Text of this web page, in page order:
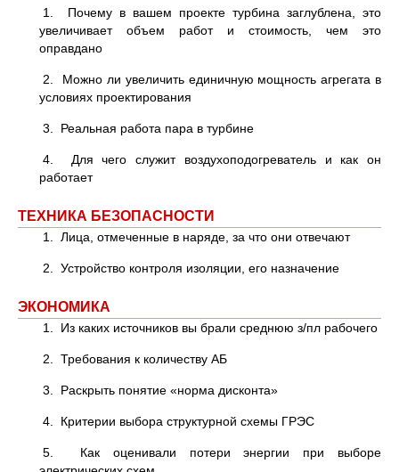
1. Почему в вашем проекте турбина заглублена, это
увеличивает объем работ и стоимость, чем это
оправдано
2. Можно ли увеличить единичную мощность агрегата в
условиях проектирования
3. Реальная работа пара в турбине
4. Для чего служит воздухоподогреватель и как он
работает
ТЕХНИКА БЕЗОПАСНОСТИ
1. Лица, отмеченные в наряде, за что они отвечают
2. Устройство контроля изоляции, его назначение
ЭКОНОМИКА
1. Из каких источников вы брали среднюю з/пл рабочего
2. Требования к количеству АБ
3. Раскрыть понятие «норма дисконта»
4. Критерии выбора структурной схемы ГРЭС
5. Как оценивали потери энергии при выборе